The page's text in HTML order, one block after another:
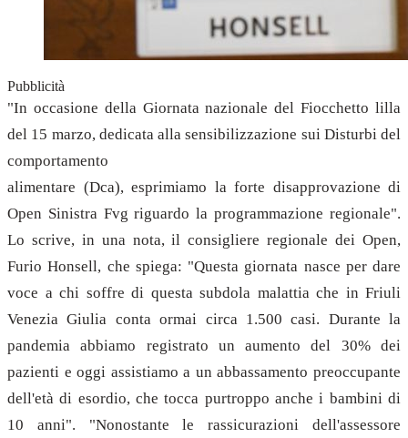
Pubblicità
"In occasione della Giornata nazionale del Fiocchetto lilla
del 15 marzo, dedicata alla sensibilizzazione sui Disturbi del
comportamento
alimentare (Dca), esprimiamo la forte disapprovazione di
Open Sinistra Fvg riguardo la programmazione regionale".
Lo scrive, in una nota, il consigliere regionale dei Open,
Furio Honsell, che spiega: "Questa giornata nasce per dare
voce a chi soffre di questa subdola malattia che in Friuli
Venezia Giulia conta ormai circa 1.500 casi. Durante la
pandemia abbiamo registrato un aumento del 30% dei
pazienti e oggi assistiamo a un abbassamento preoccupante
dell'età di esordio, che tocca purtroppo anche i bambini di
10 anni". "Nonostante le rassicurazioni dell'assessore